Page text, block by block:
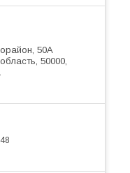
50А
50000,